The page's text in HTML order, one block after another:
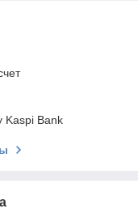
Kaspi Bank